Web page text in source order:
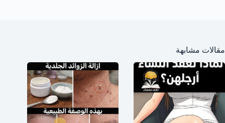
مقالات مشابهة